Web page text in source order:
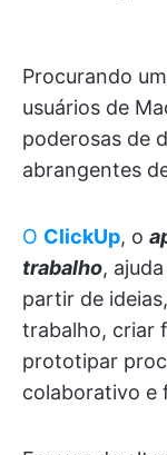
Procurando
usuários de
poderosas de
abrangentes
O ClickUp, o
trabalho,
partir de
trabalho, criar
prototipar
colaborativo e